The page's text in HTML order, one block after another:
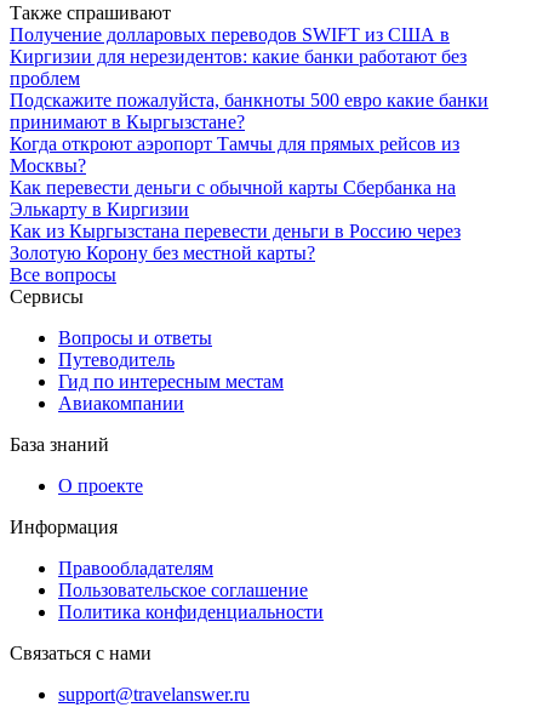
Также спрашивают
Получение долларовых переводов SWIFT из США в
Киргизии для нерезидентов: какие банки работают без
проблем
Подскажите пожалуйста, банкноты 500 евро какие банки
принимают в Кыргызстане?
Когда откроют аэропорт Тамчы для прямых рейсов из
Москвы?
Как перевести деньги с обычной карты Сбербанка на
Элькарту в Киргизии
Как из Кыргызстана перевести деньги в Россию через
Золотую Корону без местной карты?
Все вопросы
Сервисы
Вопросы и ответы
Путеводитель
Гид по интересным местам
Авиакомпании
База знаний
О проекте
Информация
Правообладателям
Пользовательское соглашение
Политика конфиденциальности
Связаться с нами
support@travelanswer.ru